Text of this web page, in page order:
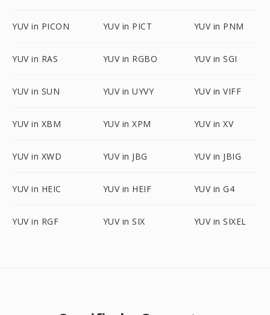
YUV in PICON YUV in PICT YUV in PNM
YUV in RAS YUV in RGBO YUV in SGI
YUV in SUN YUV in UYVY YUV in VIFF
YUV in XBM YUV in XPM YUV in XV
YUV in XWD YUV in JBG YUV in JBIG
YUV in HEIC YUV in HEIF YUV in G4
YUV in RGF YUV in SIX YUV in SIXEL